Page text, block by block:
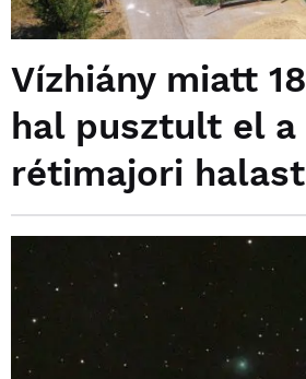
Vízhiány miatt
hal pusztult el a
rétimajori